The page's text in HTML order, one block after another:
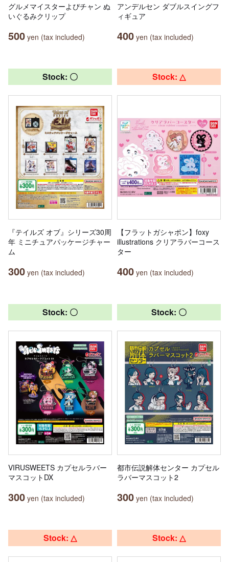
グルメマイスターよぴチャン ぬ
いぐるみクリップ
500 yen (tax included)
アンデルセン ダブルスイングフ
ィギュア
400 yen (tax included)
Stock: 〇
『テイルズ オブ』シリーズ30周
年 ミニチュアパッケージチャー
ム
300 yen (tax included)
Stock: △
【フラットガシャポン】foxy
illustrations クリアラバーコース
ター
400 yen (tax included)
Stock: 〇
VIRUSWEETS カプセルラバー
マスコットDX
300 yen (tax included)
Stock: 〇
都市伝説解体センター カプセル
ラバーマスコット2
300 yen (tax included)
Stock: △ Stock: △